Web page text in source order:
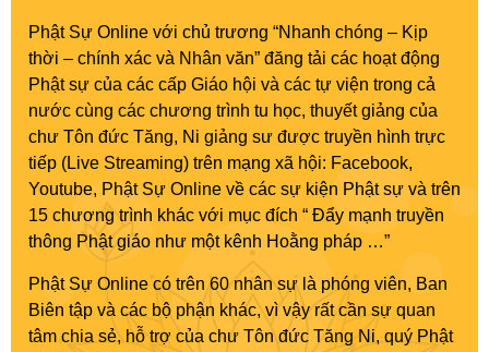
Phật Sự Online với chủ trương “Nhanh chóng – Kịp
thời – chính xác và Nhân văn” đăng tải các hoạt động
Phật sự của các cấp Giáo hội và các tự viện trong cả
nước cùng các chương trình tu học, thuyết giảng của
chư Tôn đức Tăng, Ni giảng sư được truyền hình trực
tiếp (Live Streaming) trên mạng xã hội: Facebook,
Youtube, Phật Sự Online về các sự kiện Phật sự và trên
15 chương trình khác với mục đích “ Đẩy mạnh truyền
thông Phật giáo như một kênh Hoằng pháp …”
Phật Sự Online có trên 60 nhân sự là phóng viên, Ban
Biên tập và các bộ phận khác, vì vậy rất cần sự quan
tâm chia sẻ, hỗ trợ của chư Tôn đức Tăng Ni, quý Phật